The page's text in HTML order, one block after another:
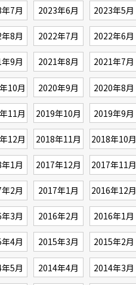
7月 2023年6月 2023年5月
8月 2022年7月 2022年6月
9月 2021年8月 2021年7月
10月 2020年9月 2020年8月
11月 2019年10月 2019年9月
12月 2018年11月 2018年10月
1月 2017年12月 2017年11月
2月 2017年1月 2016年12月
3月 2016年2月 2016年1月
4月 2015年3月 2015年2月
5月 2014年4月 2014年3月